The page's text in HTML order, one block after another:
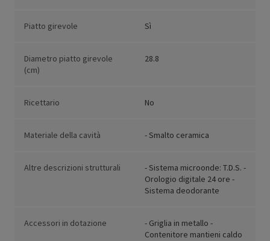
Piatto girevole Sì
Diametro piatto girevole
(cm)
28.8
Ricettario No
Materiale della cavità - Smalto ceramica
Altre descrizioni strutturali
- Sistema microonde: T.D.S. -
Orologio digitale 24 ore -
Sistema deodorante
Accessori in dotazione
- Griglia in metallo -
Contenitore mantieni caldo